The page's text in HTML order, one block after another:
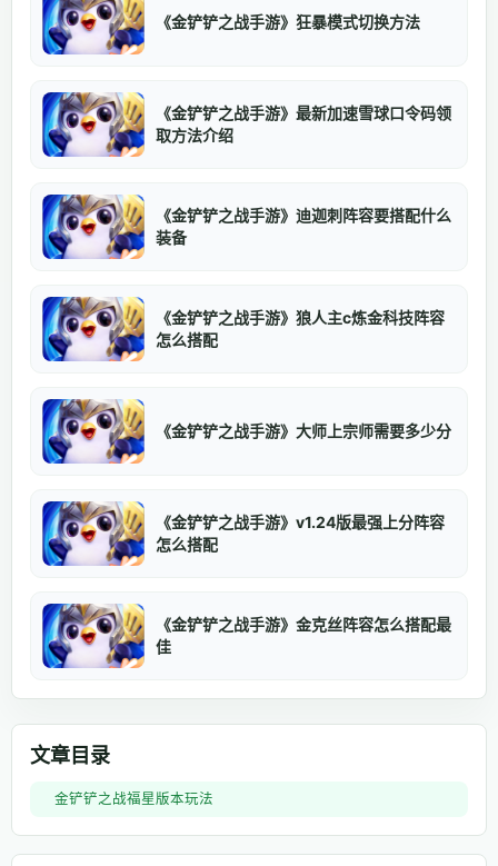
《金铲铲之战手游》狂暴模式切换方法
《金铲铲之战手游》最新加速雪球口令码领
取方法介绍
《金铲铲之战手游》迪迦刺阵容要搭配什么
装备
《金铲铲之战手游》狼人主c炼金科技阵容
怎么搭配
《金铲铲之战手游》大师上宗师需要多少分
《金铲铲之战手游》v1.24版最强上分阵容
怎么搭配
《金铲铲之战手游》金克丝阵容怎么搭配最
佳
文章目录
金铲铲之战福星版本玩法